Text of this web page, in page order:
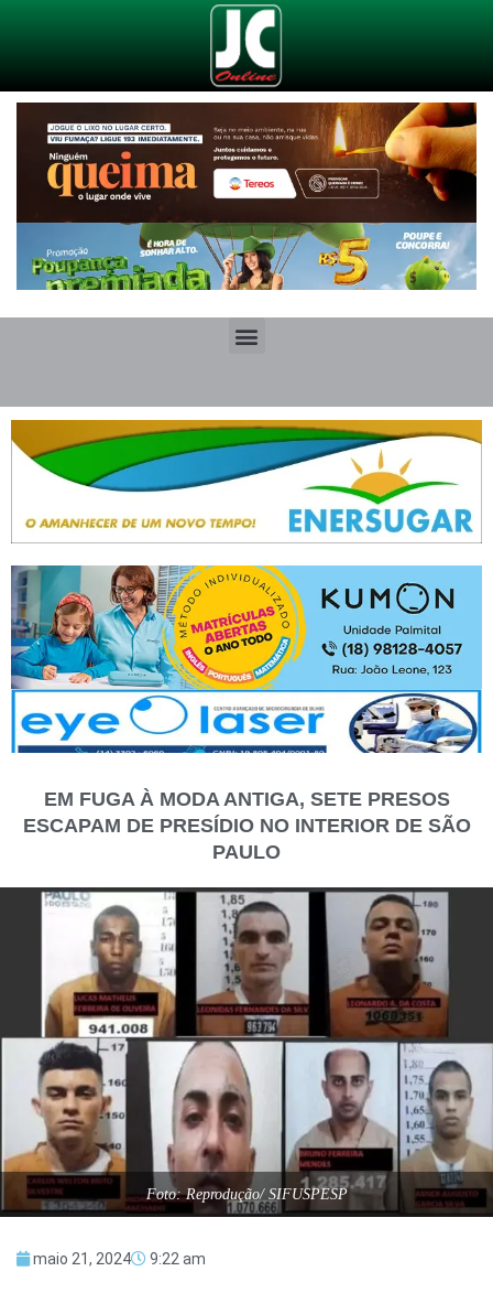
EM FUGA À MODA ANTIGA, SETE PRESOS
ESCAPAM DE PRESÍDIO NO INTERIOR DE SÃO
PAULO
Foto: Reprodução/ SIFUSPESP
maio 21, 2024 9:22 am